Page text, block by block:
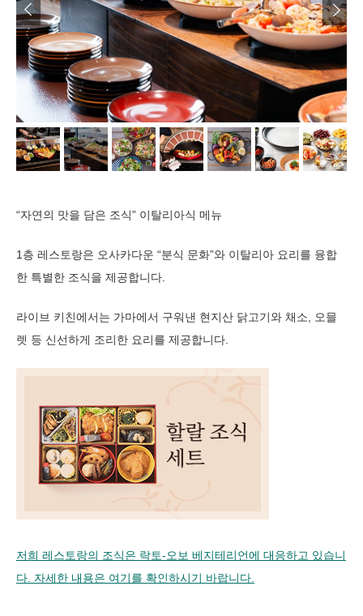
Next
“자연의 맛을 담은 조식” 이탈리아식 메뉴
1층 레스토랑은 오사카다운 “분식 문화”와 이탈리아 요리를 융합
한 특별한 조식을 제공합니다.
라이브 키친에서는 가마에서 구워낸 현지산 닭고기와 채소, 오믈
렛 등 신선하게 조리한 요리를 제공합니다.
저희 레스토랑의 조식은 락토-오보 베지테리언에 대응하고 있습니
다. 자세한 내용은 여기를 확인하시기 바랍니다.